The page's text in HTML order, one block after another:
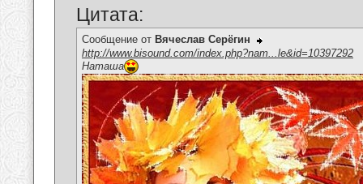
Цитата:
Сообщение от Вячеслав Серёгин
http://www.bisound.com/index.php?nam...le&id=10397292
Наташа